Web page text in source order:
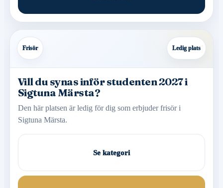
Frisör Ledig plats
Vill du synas inför studenten 2027 i
Sigtuna Märsta?
Den här platsen är ledig för dig som erbjuder frisör i
Sigtuna Märsta.
Se kategori